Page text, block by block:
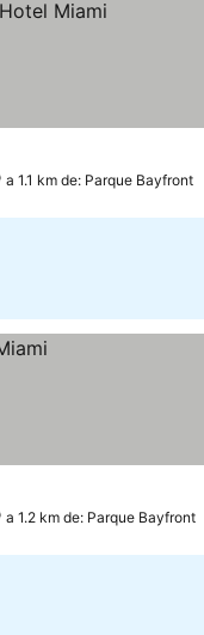
a 1.1 km de: Parque Bayfront
a 1.2 km de: Parque Bayfront